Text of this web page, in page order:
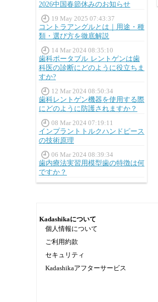
2026中国春節休みのお知らせ
19 May 2025 07:43:37
コントラアングルとは｜用途・種
類・選び方を徹底解説
14 Mar 2024 08:35:10
歯科ポータブル レントゲンは歯
科医の診断にどのように役立ちま
すか?
12 Mar 2024 08:50:34
歯科レントゲン機器を使用する際
にどのように防護されますか？
08 Mar 2024 07:19:11
インプラントトルクハンドピース
の技術原理
06 Mar 2024 08:39:34
歯内療法実習用模型歯の特徴は何
ですか？
Kadashikaについて
個人情報について
ご利用約款
セキュリティ
Kadashikaアフターサービス